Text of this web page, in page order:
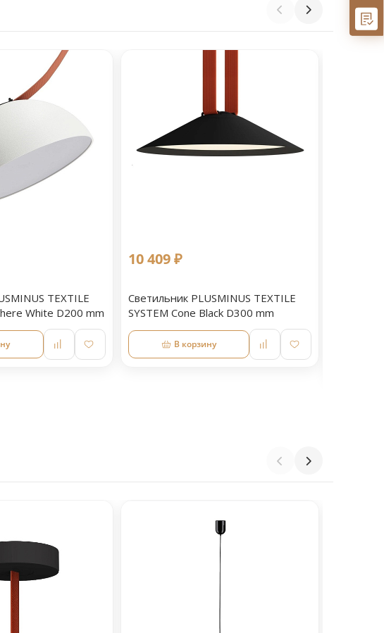
TEXTILE
White D200 mm
10 409 ₽
Светильник PLUSMINUS TEXTILE
SYSTEM Cone Black D300 mm
В корзину